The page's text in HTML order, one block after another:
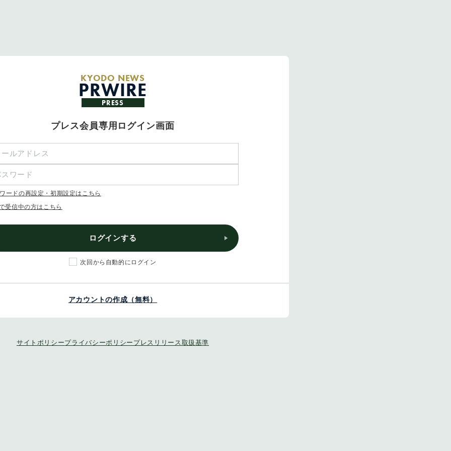
KYODO NEWS
PRWIRE
PRESS
プレス会員専用ログイン画面
ードの再設定・初期設定はこちら
受信中の方はこちら
ログインする
次回から自動的にログイン
アカウントの作成（無料）
サイトポリシープライバシーポリシー プレスリリース取扱基準